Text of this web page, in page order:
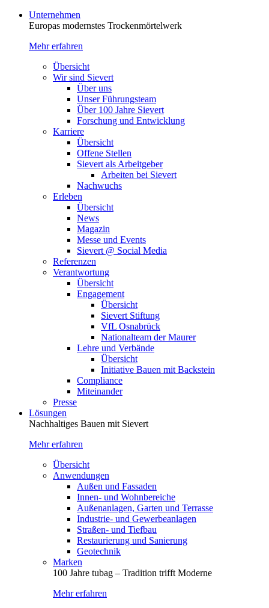
Unternehmen
Europas modernstes Trocken­mörtelwerk
Mehr erfahren
Übersicht
Wir sind Sievert
Über uns
Unser Führungsteam
Über 100 Jahre Sievert
Forschung und Entwicklung
Karriere
Übersicht
Offene Stellen
Sievert als Arbeitgeber
Arbeiten bei Sievert
Nachwuchs
Erleben
Übersicht
News
Magazin
Messe und Events
Sievert @ Social Media
Referenzen
Verantwortung
Übersicht
Engagement
Übersicht
Sievert Stiftung
VfL Osnabrück
Nationalteam der Maurer
Lehre und Verbände
Übersicht
Initiative Bauen mit Backstein
Compliance
Miteinander
Presse
Lösungen
Nachhaltiges Bauen mit Sievert
Mehr erfahren
Übersicht
Anwendungen
Außen und Fassaden
Innen- und Wohnbereiche
Außenanlagen, Garten und Terrasse
Industrie- und Gewerbeanlagen
Straßen- und Tiefbau
Restaurierung und Sanierung
Geotechnik
Marken
100 Jahre tubag – Tradition trifft Moderne
Mehr erfahren